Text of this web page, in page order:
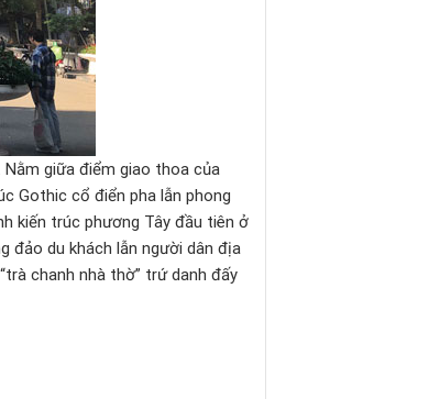
giữa điểm giao thoa của
Gothic cổ điển pha lẫn phong
kiến trúc phương Tây đầu tiên ở
đảo du khách lẫn người dân địa
chanh nhà thờ” trứ danh đấy